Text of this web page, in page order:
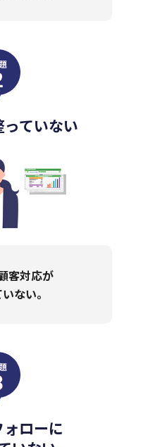
産性向上
理店の組織強化と
で受け取る
ていない
客対応が
ない。
ローに